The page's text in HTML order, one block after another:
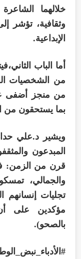
خلالهما
وثقافية، تؤشر
الإبداعية.
أما الباب
من الشخصيات
من منجز أضفى
بما يستحقون من
ويشير د.علي
المبدعون
قرن من الزمن:
والجمالي، تمسكوا
تجليات إنسانهم
مؤكدين على أن
بالصحو).